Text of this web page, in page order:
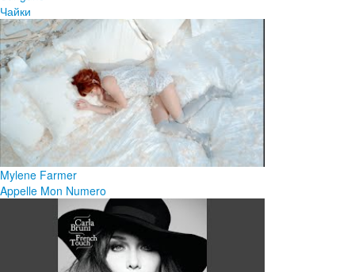
Чайки
Mylene Farmer
Appelle Mon Numero